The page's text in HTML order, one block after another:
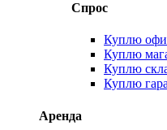
Спрос
Куплю
Куплю
Куплю
Куплю
Аренда